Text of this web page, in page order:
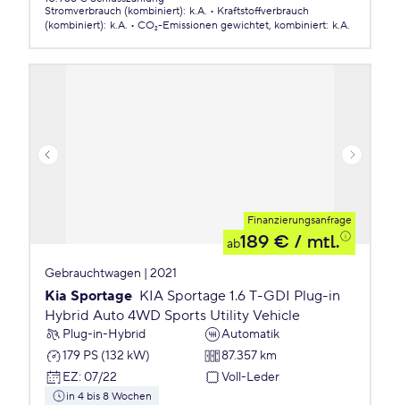
Stromverbrauch (kombiniert): k.A.
Kraftstoffverbrauch
(kombiniert): k.A. CO₂-Emissionen gewichtet, kombiniert: k.A.
Finanzierungsanfrage
ab189 € / mtl.
Gebrauchtwagen | 2021
Kia Sportage KIA Sportage 1.6 T-GDI Plug-in
Hybrid Auto 4WD Sports Utility Vehicle
Plug-in-Hybrid
Automatik
179 PS (132 kW)
87.357 km
EZ: 07/22 Voll-Leder
in 4 bis 8 Wochen